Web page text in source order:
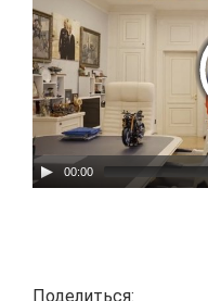
00:00
Поделиться: